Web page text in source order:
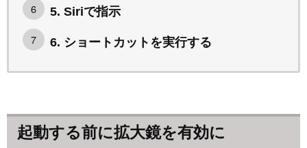
5. Siriで指示
6. ショートカットを実行する
起動する前に拡大鏡を有効に